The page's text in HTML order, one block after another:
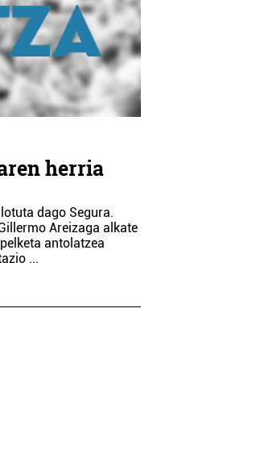
herria
dago Segura.
Areizaga alkate
antolatzea
...